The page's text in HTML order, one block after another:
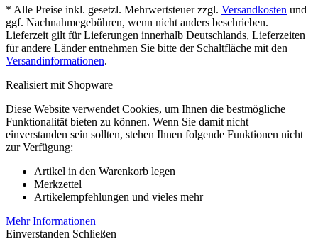
* Alle Preise inkl. gesetzl. Mehrwertsteuer zzgl. Versandkosten und
ggf. Nachnahmegebühren, wenn nicht anders beschrieben.
Lieferzeit gilt für Lieferungen innerhalb Deutschlands, Lieferzeiten
für andere Länder entnehmen Sie bitte der Schaltfläche mit den
Versandinformationen.
Realisiert mit Shopware
Diese Website verwendet Cookies, um Ihnen die bestmögliche
Funktionalität bieten zu können. Wenn Sie damit nicht
einverstanden sein sollten, stehen Ihnen folgende Funktionen nicht
zur Verfügung:
Artikel in den Warenkorb legen
Merkzettel
Artikelempfehlungen und vieles mehr
Mehr Informationen
Einverstanden Schließen